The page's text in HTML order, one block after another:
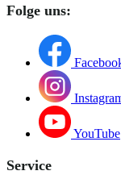
Folge uns:
YouTube
Service